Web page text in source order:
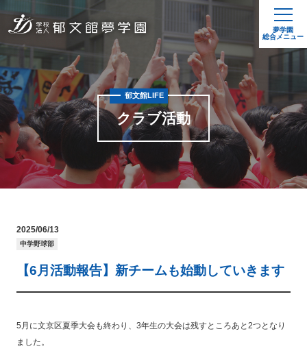
夢学園
総合メニュー
クラブ活動
郁文館LIFE
2025/06/13
中学野球部
【6月活動報告】新チームも始動していきます
5月に文京区夏季大会も終わり、3年生の大会は残すところあと2つとなり
ました。